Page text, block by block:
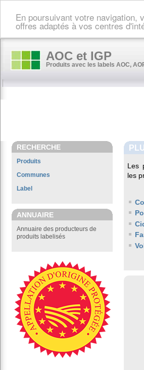
En poursuivant votre navigation,
offres adaptés à vos centres
AOC et IGP
Produits avec les labels AOC,
RECHERCHE
Produits
Communes
Label
ANNUAIRE
Annuaire des producteurs de
produits labelisés
Les
les